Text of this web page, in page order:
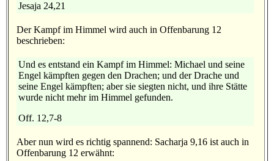
Jesaja 24,21
Der Kampf im Himmel wird auch in Offenbarung 12
beschrieben:
Und es entstand ein Kampf im Himmel: Michael und seine
Engel kämpften gegen den Drachen; und der Drache und
seine Engel kämpften; aber sie siegten nicht, und ihre Stätte
wurde nicht mehr im Himmel gefunden.
Off. 12,7-8
Aber nun wird es richtig spannend: Sacharja 9,16 ist auch in
Offenbarung 12 erwähnt: